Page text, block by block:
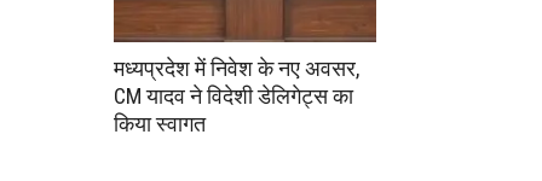
मध्यप्रदेश में निवेश के नए अवसर,
CM यादव ने विदेशी डेलिगेट्स का
किया स्वागत